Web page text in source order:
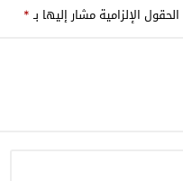
الحقول الإلزامية مشار إليها بـ*